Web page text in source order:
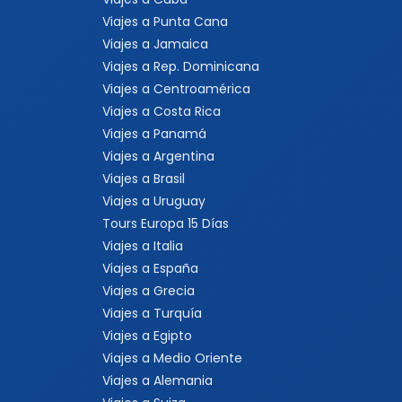
Viajes a Punta Cana
Viajes a Jamaica
Viajes a Rep. Dominicana
Viajes a Centroamérica
Viajes a Costa Rica
Viajes a Panamá
Viajes a Argentina
Viajes a Brasil
Viajes a Uruguay
Tours Europa 15 Días
Viajes a Italia
Viajes a España
Viajes a Grecia
Viajes a Turquía
Viajes a Egipto
Viajes a Medio Oriente
Viajes a Alemania